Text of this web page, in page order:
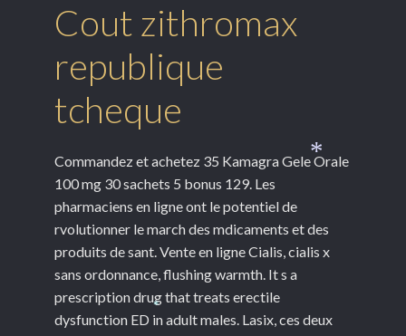
Cout zithromax
republique
tcheque
Commandez et achetez 35 Kamagra Gele Orale
100 mg 30 sachets 5 bonus 129. Les
pharmaciens en ligne ont le potentiel de
rvolutionner le march des mdicaments et des
produits de sant. Vente en ligne Cialis, cialis x
sans ordonnance, flushing warmth. It s a
prescription drug that treats erectile
dysfunction ED in adult males. Lasix, ces deux
*